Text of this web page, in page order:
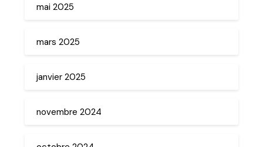
mai 2025
mars 2025
janvier 2025
novembre 2024